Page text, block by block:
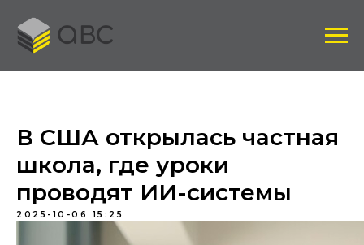
В США открылась частная
школа, где уроки
проводят ИИ-системы
2025-10-06 15:25